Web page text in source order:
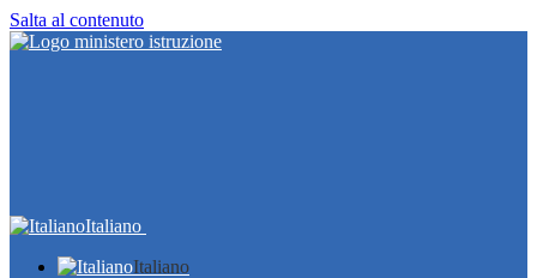
Salta al contenuto
Italiano
Italiano